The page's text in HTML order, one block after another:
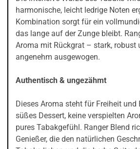
harmonische, leicht ledrige Noten
Kombination sorgt für ein
das lange auf der Zunge bleibt.
Aroma mit Rückgrat – stark, robust
angenehm ausgewogen.
Authentisch & ungezähmt
Dieses Aroma steht für Freiheit und
süßes Dessert, keine verspielten
pures Tabakgefühl. Ranger Blend
Genießer, die den natürlichen